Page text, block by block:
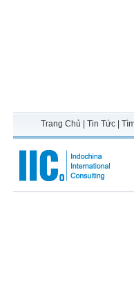
Trang Chủ Tin Tức